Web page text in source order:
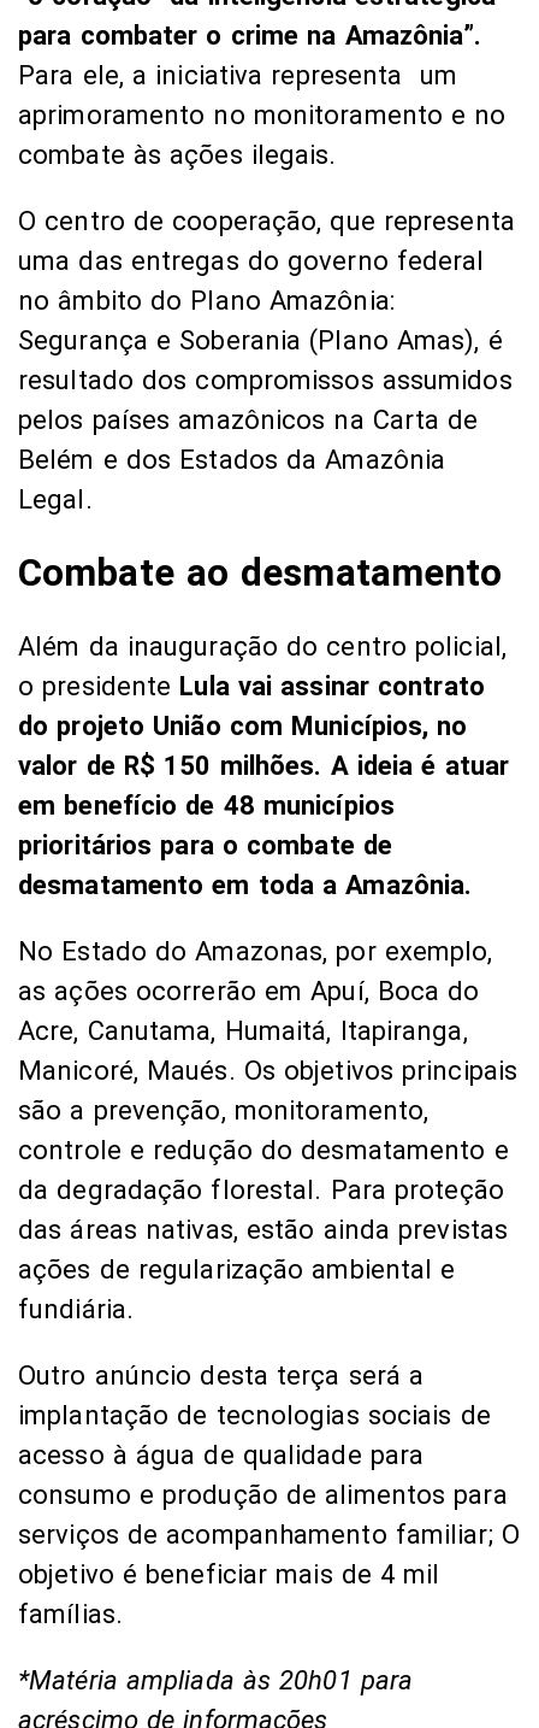
para combater o crime na Amazônia”.
Para ele, a iniciativa representa um
aprimoramento no monitoramento e no
combate às ações ilegais.
O centro de cooperação, que representa
uma das entregas do governo federal
no âmbito do Plano Amazônia:
Segurança e Soberania (Plano Amas), é
resultado dos compromissos assumidos
pelos países amazônicos na Carta de
Belém e dos Estados da Amazônia
Legal.
Combate ao desmatamento
Além da inauguração do centro policial,
o presidente Lula vai assinar contrato
do projeto União com Municípios, no
valor de R$ 150 milhões. A ideia é atuar
em benefício de 48 municípios
prioritários para o combate de
desmatamento em toda a Amazônia.
No Estado do Amazonas, por exemplo,
as ações ocorrerão em Apuí, Boca do
Acre, Canutama, Humaitá, Itapiranga,
Manicoré, Maués. Os objetivos principais
são a prevenção, monitoramento,
controle e redução do desmatamento e
da degradação florestal. Para proteção
das áreas nativas, estão ainda previstas
ações de regularização ambiental e
fundiária.
Outro anúncio desta terça será a
implantação de tecnologias sociais de
acesso à água de qualidade para
consumo e produção de alimentos para
serviços de acompanhamento familiar; O
objetivo é beneficiar mais de 4 mil
famílias.
*Matéria ampliada às 20h01 para
acréscimo de informações